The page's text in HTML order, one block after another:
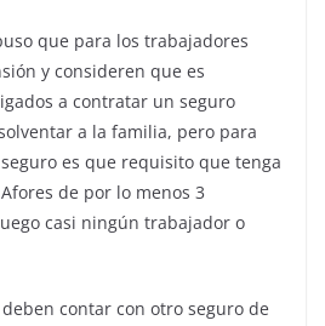
que para los trabajadores
y consideren que es
a contratar un seguro
a la familia, pero para
es que requisito que tenga
de por lo menos 3
casi ningún trabajador o
contar con otro seguro de